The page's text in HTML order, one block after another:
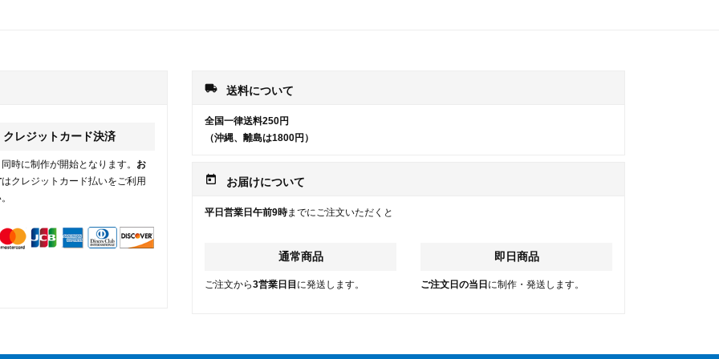
クレジットカード決済
時に制作が開始となります。 お
はクレジットカード払いをご利用
local_shipping 送料について
全国一律送料250円
（沖縄、離島は1800円）
today お届けについて
平日営業日午前9時までにご注文いただくと
通常商品
ご注文から3営業日目 に発送します。
即日商品
ご注文日の当日 に制作・発送します。